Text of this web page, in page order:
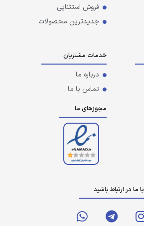
فروش استثنایی
جدیدترین محصولات
خدمات مشتریان
درباره ما
تماس با ما
مجوزهای ما
با ما در ارتباط باشید